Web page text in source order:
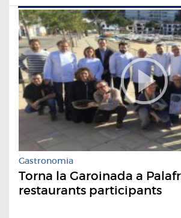
Gastronomia
Torna la Garoinada a
restaurants participants